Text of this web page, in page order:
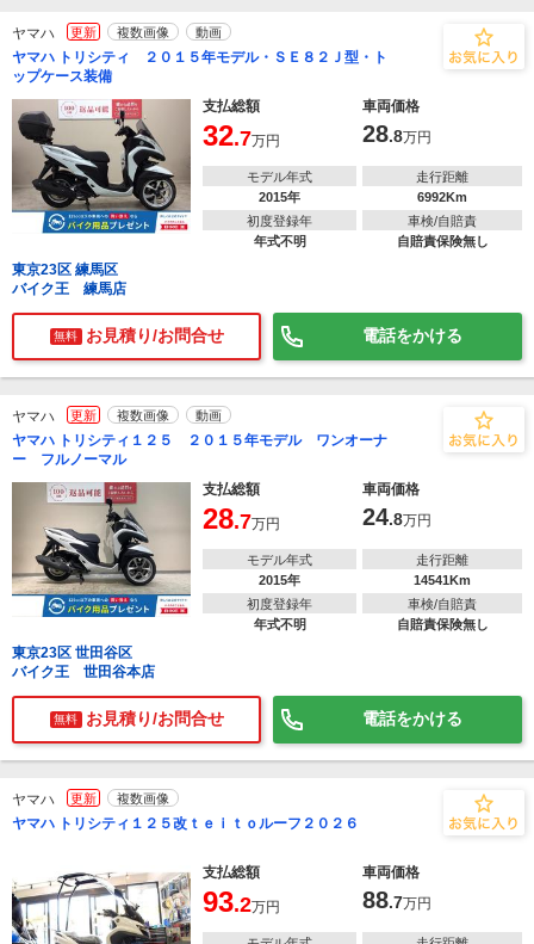
ヤマハ 更新 複数画像 動画
ヤマハ トリシティ ２０１５年モデル・ＳＥ８２Ｊ型・ト
ップケース装備
支払総額
車両価格
32.7万円 28.8万円
モデル年式
2015年
走行距離
6992Km
初度登録年
年式不明
車検/自賠責
自賠責保険無し
東京23区 練馬区
バイク王 練馬店
無料 お見積り/お問合せ 電話をかける
ヤマハ 更新 複数画像 動画
ヤマハ トリシティ１２５ ２０１５年モデル ワンオーナ
ー フルノーマル
支払総額
車両価格
28.7万円 24.8万円
モデル年式
2015年
走行距離
14541Km
初度登録年
年式不明
車検/自賠責
自賠責保険無し
東京23区 世田谷区
バイク王 世田谷本店
無料 お見積り/お問合せ 電話をかける
ヤマハ 更新 複数画像
ヤマハ トリシティ１２５改ｔｅｉｔｏルーフ２０２６
支払総額 車両価格
93.2万円 88.7万円